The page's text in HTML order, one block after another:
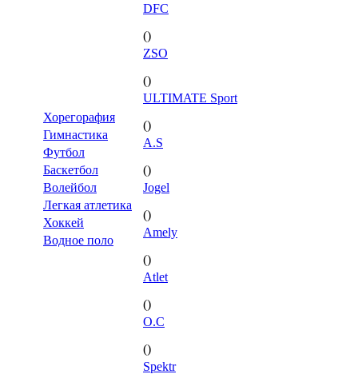
Хорегорафия
Гимнастика
Футбол
Баскетбол
Волейбол
Легкая атлетика
Хоккей
Водное поло
DFC
()
ZSO
()
ULTIMATE Sport
()
A.S
()
Jogel
()
Amely
()
Atlet
()
O.C
()
Spektr